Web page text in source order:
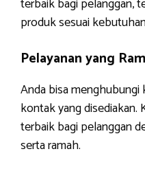
terbaik bagi pelanggan,
produk sesuai
Pelayanan yang
Anda bisa
kontak yang disediakan.
terbaik bagi pelanggan
serta ramah.